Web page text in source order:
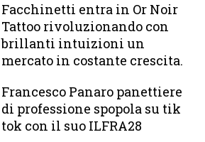
Facchinetti entra in Or Noir
Tattoo rivoluzionando con
brillanti intuizioni un
mercato in costante crescita.
Francesco Panaro panettiere
di professione spopola su tik
tok con il suo ILFRA28